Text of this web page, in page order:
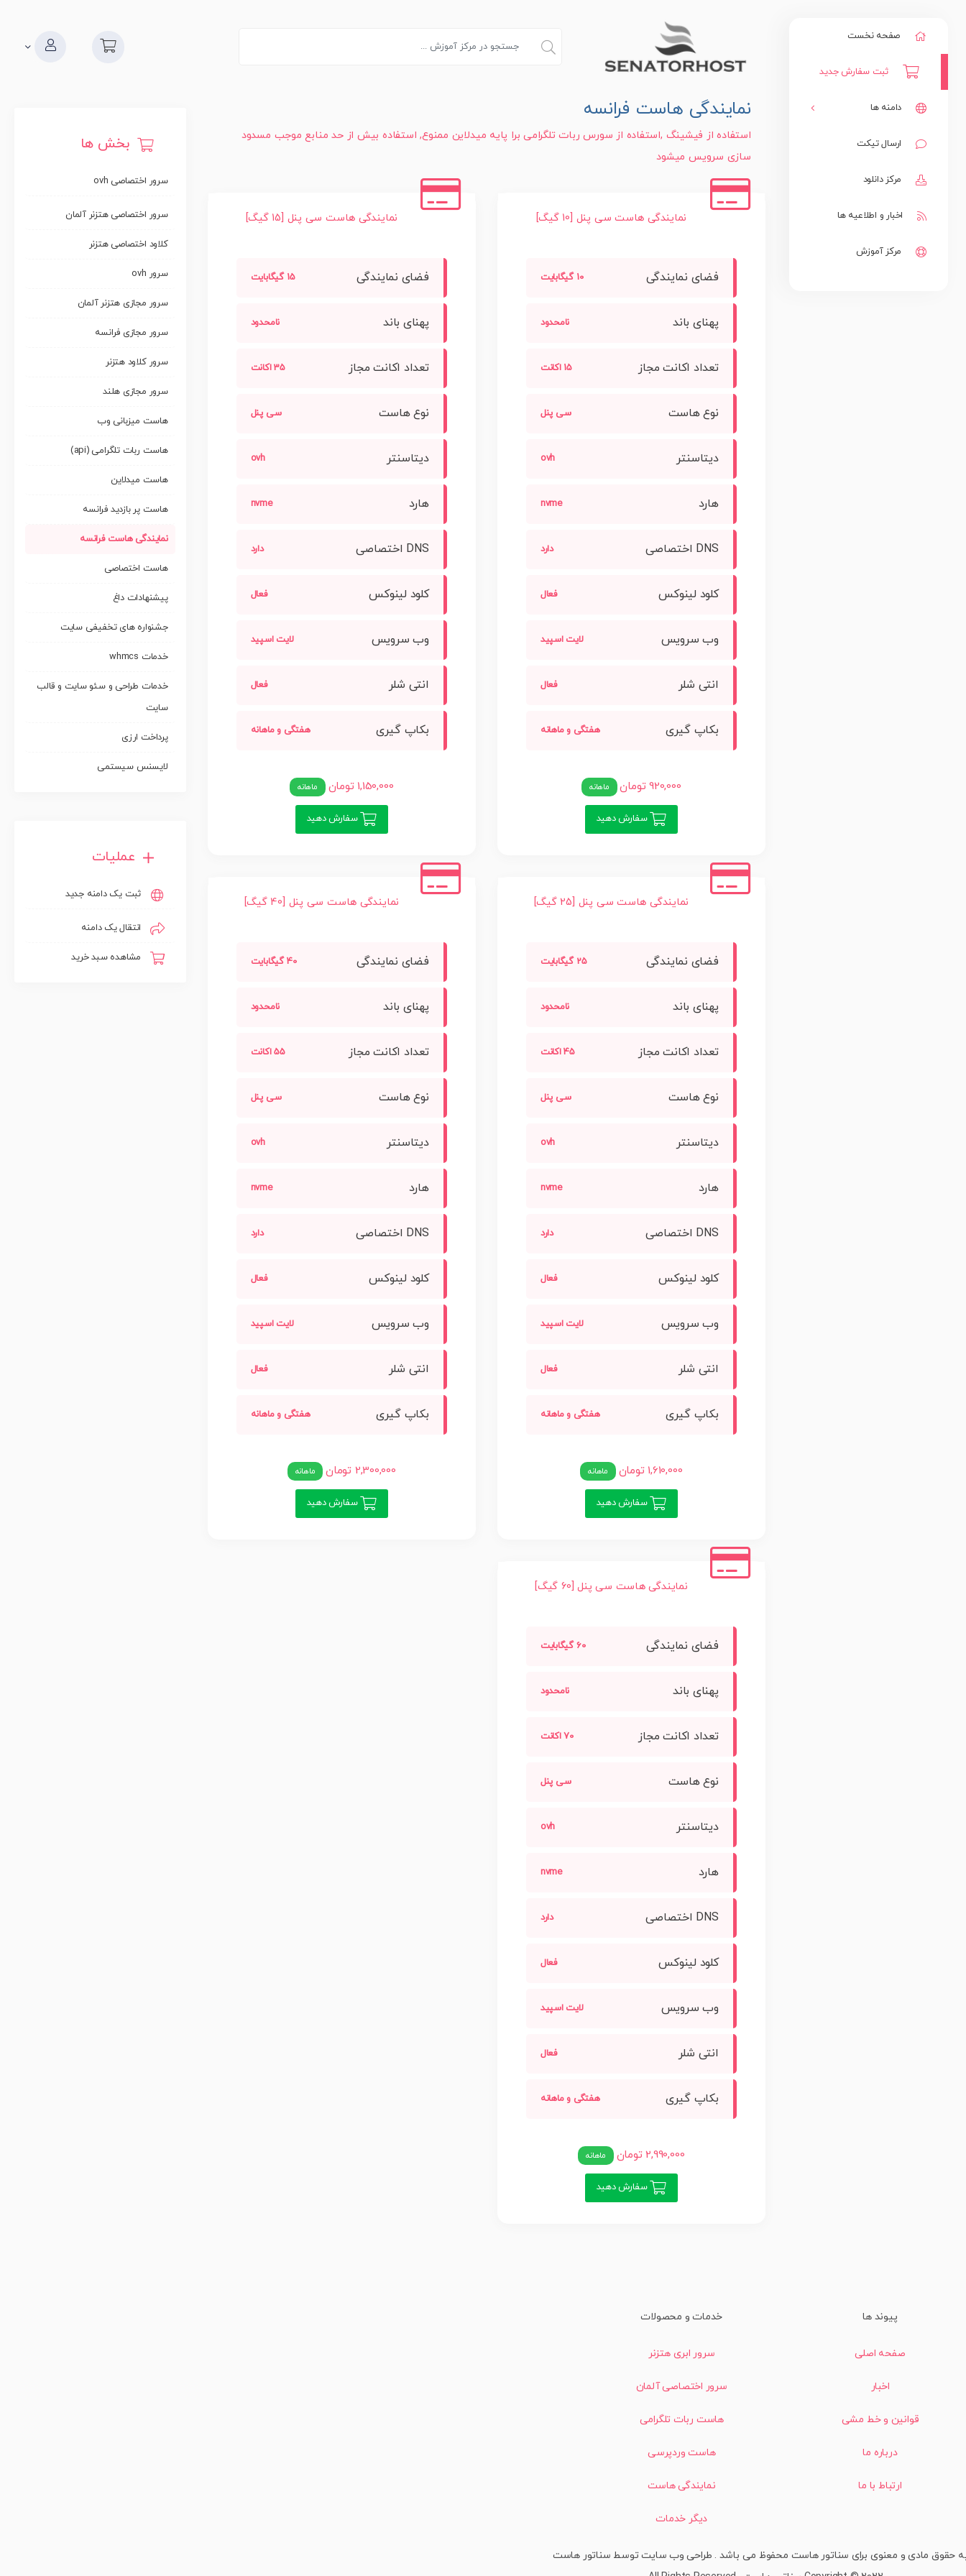
صفحه نخست
ثبت سفارش جدید
دامنه ها
ثبت یک دامنه جدید
ارسال تیکت
مرکز دانلود
اخبار و اطلاعیه ها
مرکز آموزش
نمایندگی هاست فرانسه
استفاده از فیشینگ ,استفاده از سورس ربات تلگرامی برا پایه میدلاین ممنوع, استفاده بیش از حد منابع موجب مسدود
سازی سرویس میشود
نمایندگی هاست سی پنل [10 گیگ]
10 گیگابایت فضای نمایندگی
نامحدود پهنای باند
15 اکانت تعداد اکانت مجاز
سی پنل نوع هاست
ovh دیتاسنتر
nvme هارد
دارد DNS اختصاصی
فعال کلود لینوکس
لایت اسپید وب سرویس
فعال انتی شلر
هفتگی و ماهانه بکاپ گیری
920,000 تومان ماهانه
سفارش دهید
نمایندگی هاست سی پنل [15 گیگ]
15 گیگابایت فضای نمایندگی
نامحدود پهنای باند
35 اکانت تعداد اکانت مجاز
سی پنل نوع هاست
ovh دیتاسنتر
nvme هارد
دارد DNS اختصاصی
فعال کلود لینوکس
لایت اسپید وب سرویس
فعال انتی شلر
هفتگی و ماهانه بکاپ گیری
1,150,000 تومان ماهانه
سفارش دهید
نمایندگی هاست سی پنل [25 گیگ]
25 گیگابایت فضای نمایندگی
نامحدود پهنای باند
45 اکانت تعداد اکانت مجاز
سی پنل نوع هاست
ovh دیتاسنتر
nvme هارد
دارد DNS اختصاصی
فعال کلود لینوکس
لایت اسپید وب سرویس
فعال انتی شلر
هفتگی و ماهانه بکاپ گیری
1,610,000 تومان ماهانه
سفارش دهید
نمایندگی هاست سی پنل [40 گیگ]
40 گیگابایت فضای نمایندگی
نامحدود پهنای باند
55 اکانت تعداد اکانت مجاز
سی پنل نوع هاست
ovh دیتاسنتر
nvme هارد
دارد DNS اختصاصی
فعال کلود لینوکس
لایت اسپید وب سرویس
فعال انتی شلر
هفتگی و ماهانه بکاپ گیری
2,300,000 تومان ماهانه
سفارش دهید
نمایندگی هاست سی پنل [60 گیگ]
60 گیگابایت فضای نمایندگی
نامحدود پهنای باند
70 اکانت تعداد اکانت مجاز
سی پنل نوع هاست
ovh دیتاسنتر
nvme هارد
دارد DNS اختصاصی
فعال کلود لینوکس
لایت اسپید وب سرویس
فعال انتی شلر
هفتگی و ماهانه بکاپ گیری
2,990,000 تومان ماهانه
سفارش دهید
بخش ها
سرور اختصاصی ovh
سرور اختصاصی هتزنر آلمان
کلاود اختصاصی هتزنر
سرور ovh
سرور مجازی هتزنر آلمان
سرور مجازی فرانسه
سرور کلاود هتزنر
سرور مجازی هلند
هاست میزبانی وب
هاست ربات تلگرامی (api)
هاست میدلاین
هاست پر بازدید فرانسه
نمایندگی هاست فرانسه
هاست اختصاصی
پیشنهادات داغ
جشنواره های تخفیفی سایت
خدمات whmcs
خدمات طراحی و سئو سایت و قالب
سایت
پرداخت ارزی
لایسنس سیستمی
عملیات
ثبت یک دامنه جدید
انتقال یک دامنه
مشاهده سبد خرید
پیوند ها
صفحه اصلی
اخبار
قوانین و خط مشی
درباره ما
ارتباط با ما
خدمات و محصولات
سرور ابری هتزنر
سرور اختصاصی آلمان
هاست ربات تلگرامی
هاست وردپرسی
نمایندگی هاست
دیگر خدمات
حقوق مادی و معنوی برای سناتور هاست محفوظ می باشد . طراحی وب سایت توسط سناتور هاست